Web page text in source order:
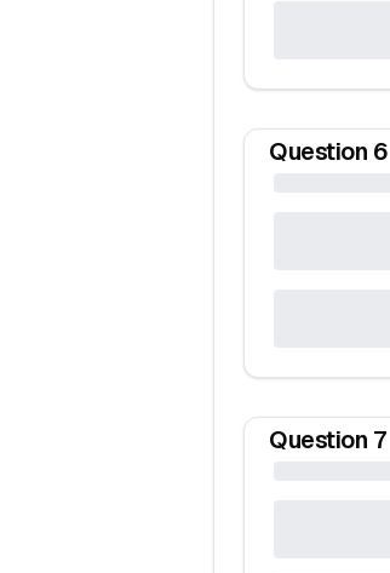
Question 6
Question 7